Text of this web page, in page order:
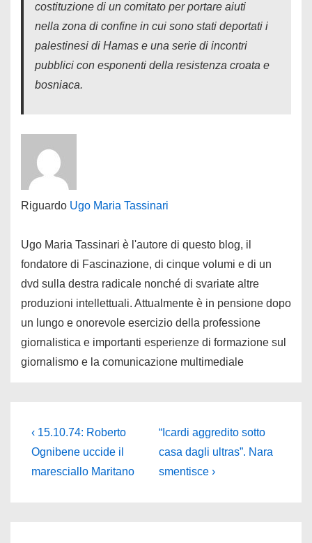
costituzione di un comitato per portare aiuti
nella zona di confine in cui sono stati deportati i
palestinesi di Hamas e una serie di incontri
pubblici con esponenti della resistenza croata e
bosniaca.
Riguardo Ugo Maria Tassinari
Ugo Maria Tassinari è l'autore di questo blog, il
fondatore di Fascinazione, di cinque volumi e di un
dvd sulla destra radicale nonché di svariate altre
produzioni intellettuali. Attualmente è in pensione dopo
un lungo e onorevole esercizio della professione
giornalistica e importanti esperienze di formazione sul
giornalismo e la comunicazione multimediale
Navigazione
articoli
L'articolo
precedente
è
‹ 15.10.74: Roberto
Ognibene uccide il
maresciallo Maritano
Il
prossimo
articolo
“Icardi aggredito sotto
casa dagli ultras”. Nara
smentisce ›